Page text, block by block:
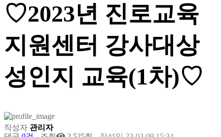
♡2023년 진로교육
지원센터 강사대상
성인지 교육(1차)♡
작성자 관리자